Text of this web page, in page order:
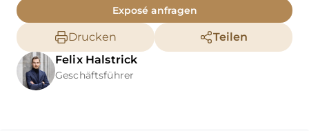
Exposé anfragen
Drucken
Teilen
Felix Halstrick
Geschäftsführer